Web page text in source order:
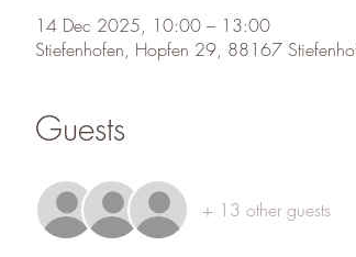
14 Dec 2025, 10:00 – 13:00
Stiefenhofen, Hopfen 29, 88167
Guests
+ 13 other guests